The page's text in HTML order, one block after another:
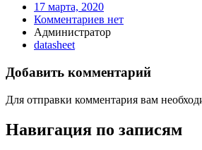
17 марта, 2020
Комментариев нет
Администратор
datasheet
Добавить комментарий
Для отправки комментария вам
Навигация по записям